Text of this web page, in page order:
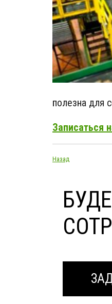
полезна для
Записаться
Назад